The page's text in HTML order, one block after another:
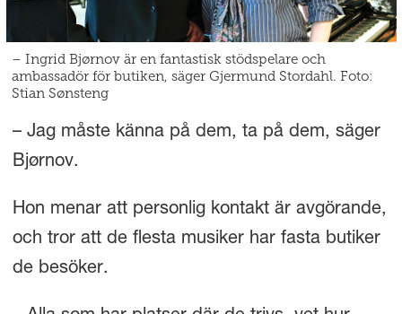
– Ingrid Bjørnov är en fantastisk stödspelare och
ambassadör för butiken, säger Gjermund Stordahl. Foto:
Stian Sønsteng
– Jag måste känna på dem, ta på dem, säger
Bjørnov.
Hon menar att personlig kontakt är avgörande,
och tror att de flesta musiker har fasta butiker
de besöker.